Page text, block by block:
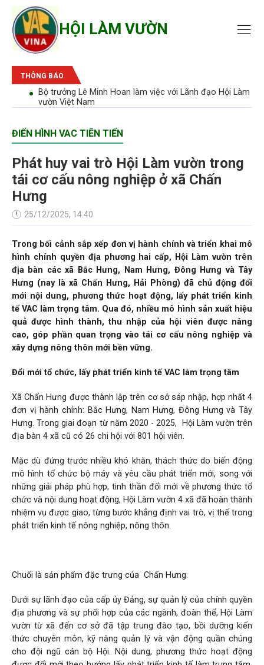
HỘI LÀM VƯỜN
THÔNG BÁO
Bộ trưởng Lê Minh Hoan làm việc với Lãnh đạo Hội Làm
vườn Việt Nam
ĐIỂN HÌNH VAC TIÊN TIẾN
Phát huy vai trò Hội Làm vườn trong
tái cơ cấu nông nghiệp ở xã Chấn
Hưng
25/12/2025, 14:40
Trong bối cảnh sắp xếp đơn vị hành chính và triển khai mô
hình chính quyền địa phương hai cấp, Hội Làm vườn trên
địa bàn các xã Bắc Hưng, Nam Hưng, Đông Hưng và Tây
Hưng (nay là xã Chấn Hưng, Hải Phòng) đã chủ động đổi
mới nội dung, phương thức hoạt động, lấy phát triển kinh
tế VAC làm trọng tâm. Qua đó, nhiều mô hình sản xuất hiệu
quả được hình thành, thu nhập của hội viên được nâng
cao, góp phần quan trọng vào tái cơ cấu nông nghiệp và
xây dựng nông thôn mới bền vững.
Đổi mới tổ chức, lấy phát triển kinh tế VAC làm trọng tâm
Xã Chấn Hưng được thành lập trên cơ sở sáp nhập, hợp nhất 4
đơn vị hành chính: Bắc Hưng, Nam Hưng, Đông Hưng và Tây
Hưng. Trong giai đoạn từ năm 2020 - 2025, Hội Làm vườn trên
địa bàn 4 xã cũ có 26 chi hội với 801 hội viên.
Mặc dù đứng trước nhiều khó khăn, thách thức do biến động
mô hình tổ chức bộ máy và yêu cầu phát triển mới, song với
những giải pháp phù hợp, tinh thần đổi mới về phương thức tổ
chức và nội dung hoạt động, Hội Làm vườn 4 xã đã hoàn thành
nhiệm vụ được giao, từng bước khẳng định vai trò, vị thế trong
phát triển kinh tế nông nghiệp, nông thôn.
Chuối là sản phẩm đặc trưng của Chấn Hưng.
Dưới sự lãnh đạo của cấp ủy Đảng, sự quản lý của chính quyền
địa phương và sự phối hợp của các ngành, đoàn thể, Hội Làm
vườn từ xã đến cơ sở đã tập trung đào tạo, bồi dưỡng kiến
thức chuyên môn, kỹ năng quản lý và vận động quần chúng
cho đội ngũ cán bộ Hội. Nội dung, phương thức hoạt động